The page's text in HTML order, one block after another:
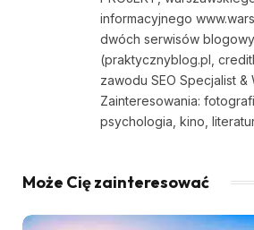
informacyjnego
dwóch serwisów
(praktycznyblog.pl,
zawodu SEO Specjalist
Zainteresowania:
psychologia, kino,
Może Cię zainteresować